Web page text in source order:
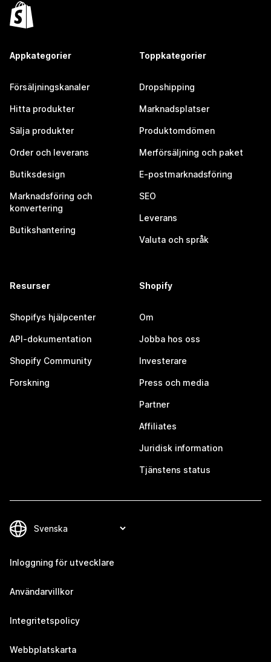
Appkategorier
Försäljningskanaler
Hitta produkter
Sälja produkter
Order och leverans
Butiksdesign
Marknadsföring och
konvertering
Butikshantering
Toppkategorier
Dropshipping
Marknadsplatser
Produktomdömen
Merförsäljning och paket
E-postmarknadsföring
SEO
Leverans
Valuta och språk
Resurser
Shopifys hjälpcenter
API-dokumentation
Shopify Community
Forskning
Shopify
Om
Jobba hos oss
Investerare
Press och media
Partner
Affiliates
Juridisk information
Tjänstens status
Inloggning för utvecklare
Användarvillkor
Integritetspolicy
Webbplatskarta